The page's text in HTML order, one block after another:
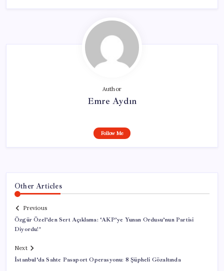
Author
Emre Aydın
Follow Me
Other Articles
Previous
Özgür Özel’den Sert Açıklama: ‘AKP’ye Yunan Ordusu’nun Partisi
Diyordu!’
Next
İstanbul’da Sahte Pasaport Operasyonu: 8 Şüpheli Gözaltında